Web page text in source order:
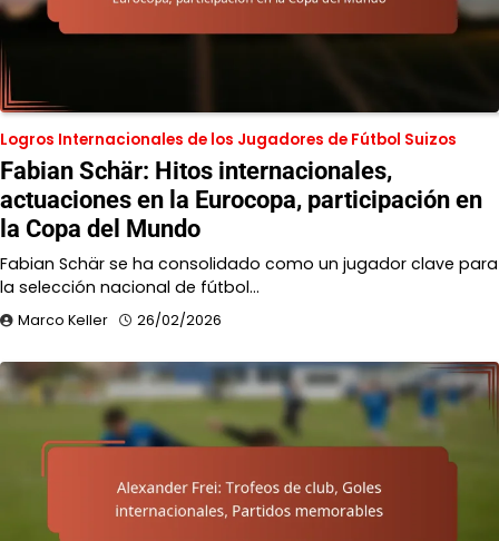
Logros Internacionales de los Jugadores de Fútbol Suizos
Fabian Schär: Hitos internacionales,
actuaciones en la Eurocopa, participación en
la Copa del Mundo
Fabian Schär se ha consolidado como un jugador clave para
la selección nacional de fútbol…
Marco Keller 26/02/2026